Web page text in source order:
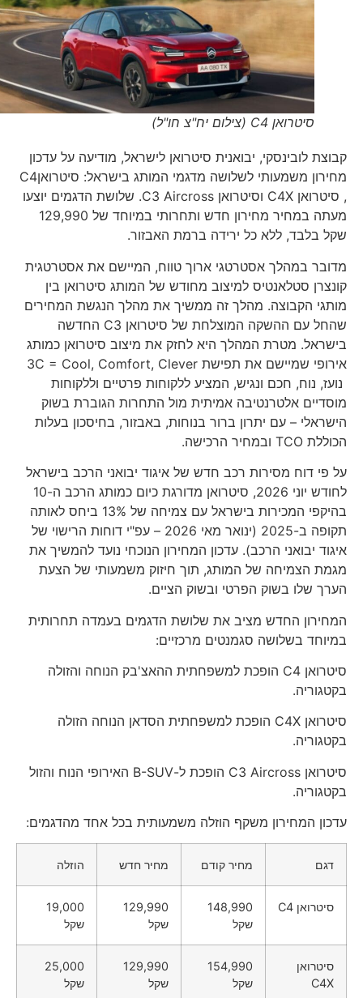
סיטרואן C4 (צילום יח"צ חו"ל)
קבוצת לובינסקי, יבואנית סיטרואן לישראל, מודיעה על עדכון
מחירון משמעותי לשלושה מדגמי המותג בישראל: סיטרואןC4
, סיטרואן C4X וסיטרואן C3 Aircross. שלושת הדגמים יוצעו
מעתה במחיר מחירון חדש ותחרותי במיוחד של 129,990
שקל בלבד, ללא כל ירידה ברמת האבזור.
מדובר במהלך אסטרטגי ארוך טווח, המיישם את אסטרטגית
קונצרן סטלאנטיס למיצוב מחודש של המותג סיטרואן בין
מותגי הקבוצה. מהלך זה ממשיך את מהלך הנגשת המחירים
שהחל עם ההשקה המוצלחת של סיטרואן C3 החדשה
בישראל. מטרת המהלך היא לחזק את מיצוב סיטרואן כמותג
אירופי שמיישם את תפישת 3C = Cool, Comfort, Clever
נועז, נוח, חכם ונגיש, המציע ללקוחות פרטיים וללקוחות
מוסדיים אלטרנטיבה אמיתית מול התחרות הגוברת בשוק
הישראלי – עם יתרון ברור בנוחות, באבזור, בחיסכון בעלות
הכוללת TCO ובמחיר הרכישה.
על פי דוח מסירות רכב חדש של איגוד יבואני הרכב בישראל
לחודש יוני 2026, סיטרואן מדורגת כיום כמותג הרכב ה-10
בהיקפי המכירות בישראל עם צמיחה של 13% ביחס לאותה
תקופה ב-2025 (ינואר מאי 2026 – עפ"י דוחות הרישוי של
איגוד יבואני הרכב). עדכון המחירון הנוכחי נועד להמשיך את
מגמת הצמיחה של המותג, תוך חיזוק משמעותי של הצעת
הערך שלו בשוק הפרטי ובשוק הציים.
המחירון החדש מציב את שלושת הדגמים בעמדה תחרותית
במיוחד בשלושה סגמנטים מרכזיים:
סיטרואן C4 הופכת למשפחתית ההאצ'בק הנוחה והזולה
בקטגוריה.
סיטרואן C4X הופכת למשפחתית הסדאן הנוחה הזולה
בקטגוריה.
סיטרואן C3 Aircross הופכת ל-B-SUV האירופי הנוח והזול
בקטגוריה.
עדכון המחירון משקף הוזלה משמעותית בכל אחד מהדגמים:
דגם מחיר קודם מחיר חדש הוזלה
סיטרואן C4
148,990
שקל
129,990
שקל
19,000
שקל
סיטרואן
C4X
154,990
שקל
129,990
שקל
25,000
שקל